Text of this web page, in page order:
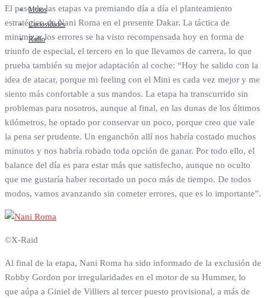
Motos
Curiosidades
Radio
El paso de las etapas va premiando día a día el planteamiento
estratégico de Nani Roma en el presente Dakar. La táctica de
minimizar los errores se ha visto recompensada hoy en forma de
triunfo de especial, el tercero en lo que llevamos de carrera, lo que
prueba también su mejor adaptación al coche: “Hoy he salido con la
idea de atacar, porque mi feeling con el Mini es cada vez mejor y me
siento más confortable a sus mandos. La etapa ha transcurrido sin
problemas para nosotros, aunque al final, en las dunas de los últimos
kilómetros, he optado por conservar un poco, porque creo que vale
la pena ser prudente. Un enganchón allí nos habría costado muchos
minutos y nos habría robado toda opción de ganar. Por todo ello, el
balance del día es para estar más que satisfecho, aunque no oculto
que me gustaría haber recortado un poco más de tiempo. De todos
modos, vamos avanzando sin cometer errores, que es lo importante”.
©X-Raid
Al final de la etapa, Nani Roma ha sido informado de la exclusión de
Robby Gordon por irregularidades en el motor de su Hummer, lo
que aúpa a Giniel de Villiers al tercer puesto provisional, a más de